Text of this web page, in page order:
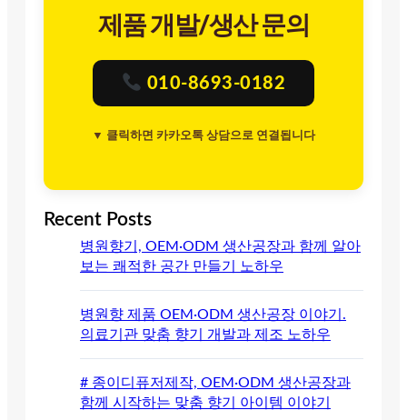
제품 개발/생산 문의
010-8693-0182
▼ 클릭하면 카카오톡 상담으로 연결됩니다
Recent Posts
병원향기, OEM·ODM 생산공장과 함께 알아
보는 쾌적한 공간 만들기 노하우
병원향 제품 OEM·ODM 생산공장 이야기.
의료기관 맞춤 향기 개발과 제조 노하우
# 종이디퓨저제작, OEM·ODM 생산공장과
함께 시작하는 맞춤 향기 아이템 이야기